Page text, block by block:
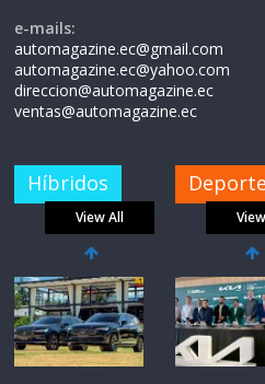
e-mails:
automagazine.ec@gmail.com
automagazine.ec@yahoo.com
direccion@automagazine.ec
ventas@automagazine.ec
Híbridos
View All